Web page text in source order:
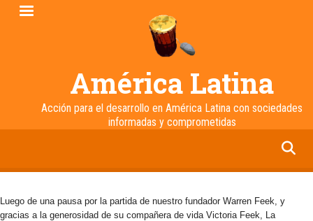
Pasar
América Latina
Acción para el desarrollo en América Latina con sociedades
informadas y comprometidas
Luego de una pausa por la partida de nuestro fundador Warren Feek, y
gracias a la generosidad de su compañera de vida Victoria Feek, La